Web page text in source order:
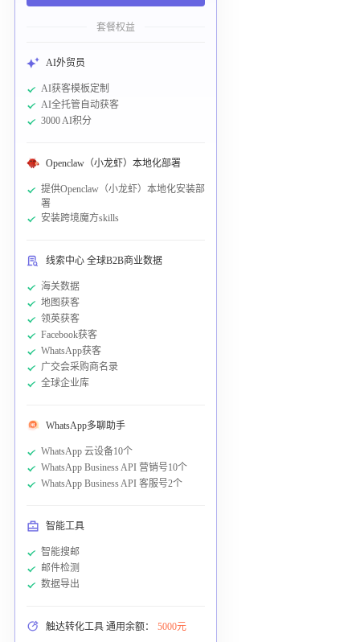
套餐权益
AI外贸员
AI获客模板定制
AI全托管自动获客
3000 AI积分
Openclaw（小龙虾）本地化部署
提供Openclaw（小龙虾）本地化安装部
署
安装跨境魔方skills
线索中心 全球B2B商业数据
海关数据
地图获客
领英获客
Facebook获客
WhatsApp获客
广交会采购商名录
全球企业库
WhatsApp多聊助手
WhatsApp 云设备10个
WhatsApp Business API 营销号10个
WhatsApp Business API 客服号2个
智能工具
智能搜邮
邮件检测
数据导出
触达转化工具 通用余额： 5000元